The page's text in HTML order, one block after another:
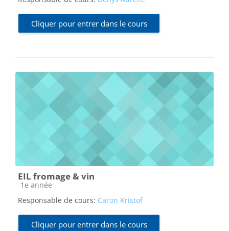
Cliquer pour entrer dans le cours
EIL fromage & vin
Catégorie de cours
1e année
Responsable de cours: Caron Kristof
Cliquer pour entrer dans le cours